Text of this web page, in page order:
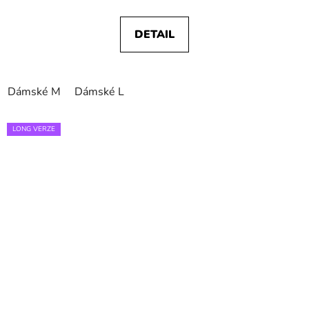
DETAIL
Dámské M Dámské L
LONG VERZE